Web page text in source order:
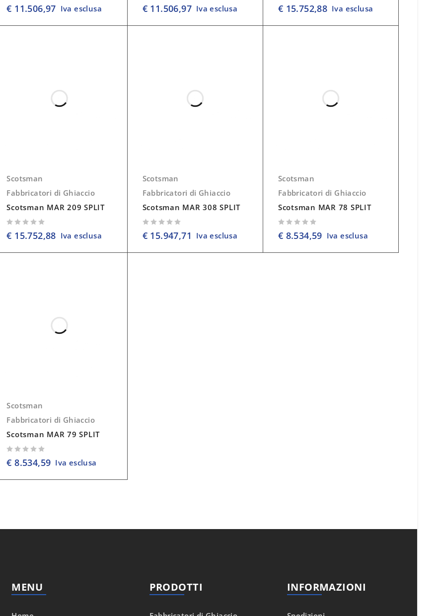
€ 11.506,97 Iva esclusa €11.506,97 Iva esclusa € 15.752,88 Iva esclusa
Scotsman
Fabbricatori di Ghiaccio
Scotsman MAR 209 SPLIT
€ 15.752,88 Iva esclusa
Scotsman
Fabbricatori di Ghiaccio
Scotsman MAR 308 SPLIT
€15.947,71 Iva esclusa
Scotsman
Fabbricatori di Ghiaccio
Scotsman MAR 78 SPLIT
€ 8.534,59 Iva esclusa
Scotsman
Fabbricatori di Ghiaccio
Scotsman MAR 79 SPLIT
€ 8.534,59 Iva esclusa
MENU PRODOTTI INFORMAZIONI